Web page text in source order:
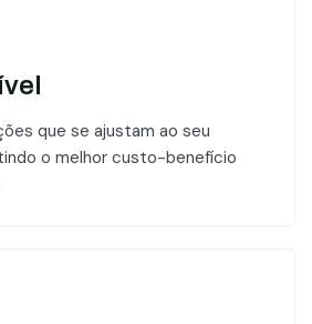
que se ajustam ao seu
o melhor custo-benefício